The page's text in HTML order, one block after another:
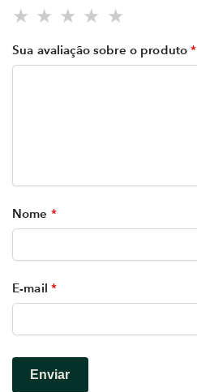
Sua avaliação sobre o produto*
Nome *
E-mail *